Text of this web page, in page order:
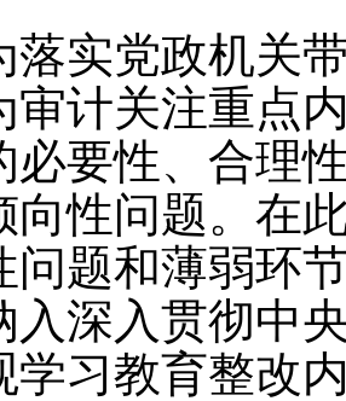
党政机关带
审计关注重点
必要性、合理
向性问题。在
问题和薄弱环
入深入贯彻中
学习教育整改